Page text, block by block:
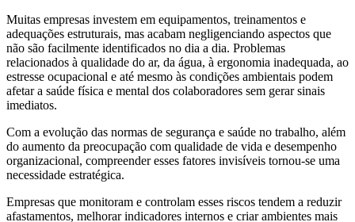
Muitas empresas investem em equipamentos, treinamentos e
adequações estruturais, mas acabam negligenciando aspectos que
não são facilmente identificados no dia a dia. Problemas
relacionados à qualidade do ar, da água, à ergonomia inadequada, ao
estresse ocupacional e até mesmo às condições ambientais podem
afetar a saúde física e mental dos colaboradores sem gerar sinais
imediatos.
Com a evolução das normas de segurança e saúde no trabalho, além
do aumento da preocupação com qualidade de vida e desempenho
organizacional, compreender esses fatores invisíveis tornou-se uma
necessidade estratégica.
Empresas que monitoram e controlam esses riscos tendem a reduzir
afastamentos, melhorar indicadores internos e criar ambientes mais